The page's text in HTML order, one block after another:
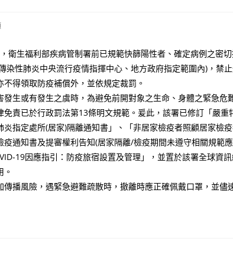
衛生福利部疾病管制署前已規範快篩陽性者、確定病例之密
染性肺炎中央流行疫情指揮中心、地方政府指定範圍內)，禁
得領取防疫補償外，並依規定裁罰。
生或有發生之虞時，為避免前開對象之生命、身體之緊急危
責已於行政罰法第13條明文規範。爰此，該署已修訂「嚴
指定處所(居家)隔離通知書」、「非居家檢疫者照顧居家檢
通知書及提審權利告知(居家隔離/檢疫期間未遵守相關規範
19因應指引：防疫旅宿設置及管理」，並置於該署全球資
播風險，遇緊急避難疏散時，撤離時應正確佩戴口罩，並儘